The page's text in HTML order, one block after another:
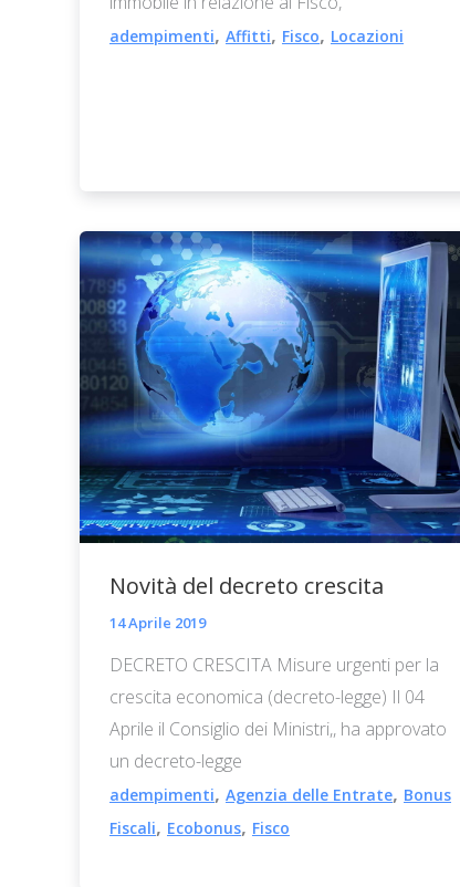
adempimenti, Affitti, Fisco, Locazioni
Novità del decreto crescita
14 Aprile 2019
DECRETO CRESCITA Misure urgenti per la
crescita economica (decreto-legge) Il 04
Aprile il Consiglio dei Ministri,, ha approvato
un decreto-legge
adempimenti, Agenzia delle Entrate, Bonus
Fiscali, Ecobonus, Fisco